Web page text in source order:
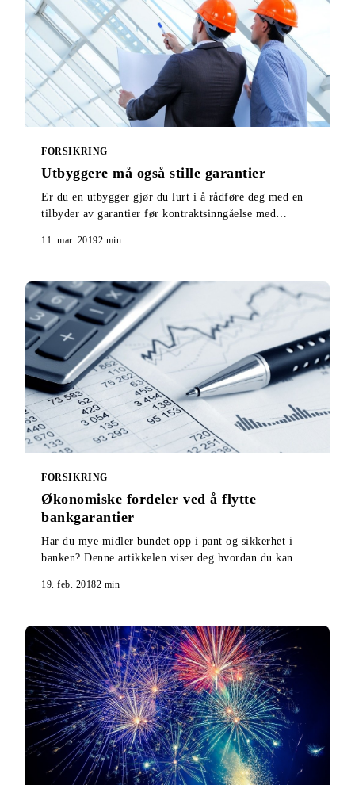
FORSIKRING
Utbyggere må også stille garantier
Er du en utbygger gjør du lurt i å rådføre deg med en
tilbyder av garantier før kontraktsinngåelse med
11. mar. 20192 min
FORSIKRING
Økonomiske fordeler ved å flytte
bankgarantier
Har du mye midler bundet opp i pant og sikkerhet i
banken? Denne artikkelen viser deg hvordan du kan
19. feb. 20182 min